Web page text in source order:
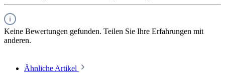
Keine Bewertungen gefunden. Teilen Sie Ihre Erfahrungen mit
anderen.
Ähnliche Artikel